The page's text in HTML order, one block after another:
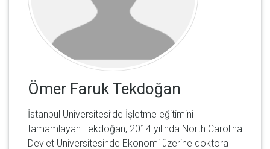
Ömer Faruk Tekdoğan
İstanbul Üniversitesi’de İşletme eğitimini
tamamlayan Tekdoğan, 2014 yılında North Carolina
Devlet Üniversitesinde Ekonomi üzerine doktora